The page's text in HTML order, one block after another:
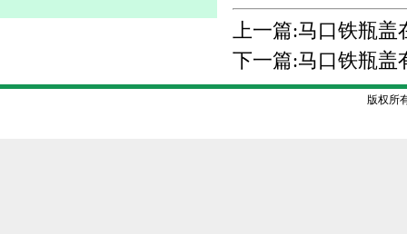
上一篇:马口铁瓶盖
下一篇:马口铁瓶盖
版权所